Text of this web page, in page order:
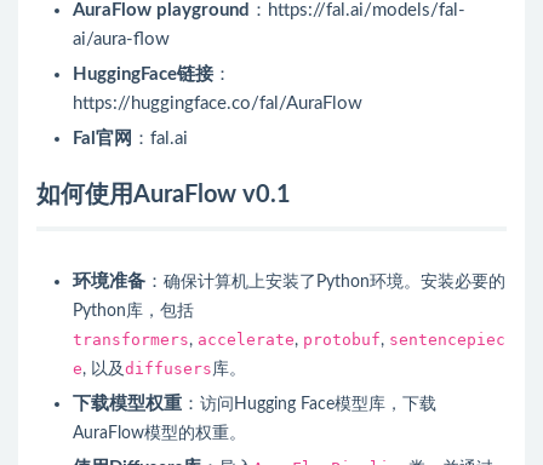
AuraFlow playground ：https://fal.ai/models/fal-
ai/aura-flow
HuggingFace链接 ：
https://huggingface.co/fal/AuraFlow
Fal官网 ：fal.ai
如何使用AuraFlow v0.1
环境准备 ： 确保计算机上安装了Python环境。 安装必要的
Python库，包括
transformers, accelerate, protobuf, sentencepiec
e, 以及diffusers库。
下载模型权重 ： 访问Hugging Face模型库，下载
AuraFlow模型的权重。